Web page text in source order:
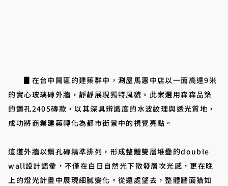
▊在台中鬧區的建築群中，涮屋馬惠中店以一面高達9米
的實心玻璃磚外牆，靜靜展現獨特風貌。此案選用森森品築
的鑽孔2405磚款，以其深具辨識度的水波紋理與透光質地，
成功將商業建築轉化為都市街景中的視覺亮點。
這道外牆以鑽孔磚精準排列，形成整體雙層堆疊的double
wall設計語彙，不僅在白日自然光下散發層次光感，更在晚
上的燈光計畫中展現細膩變化。從遠處望去，整體牆面猶如